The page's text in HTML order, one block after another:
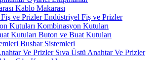
Kablo Makarası
Endüstriyel Fiş ve Prizler
Kombinasyon Kutuları
Buton ve Buat Kutuları
Busbar Sistemleri
Sıva Üstü Anahtar Ve Prizler